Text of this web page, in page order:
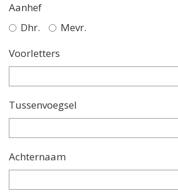
Aanhef
Dhr.
Mevr.
Voorletters
Tussenvoegsel
Achternaam